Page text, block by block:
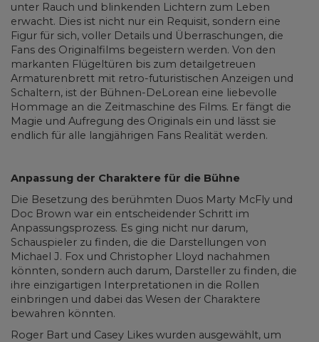
unter Rauch und blinkenden Lichtern zum Leben
erwacht. Dies ist nicht nur ein Requisit, sondern eine
Figur für sich, voller Details und Überraschungen, die
Fans des Originalfilms begeistern werden. Von den
markanten Flügeltüren bis zum detailgetreuen
Armaturenbrett mit retro-futuristischen Anzeigen und
Schaltern, ist der Bühnen-DeLorean eine liebevolle
Hommage an die Zeitmaschine des Films. Er fängt die
Magie und Aufregung des Originals ein und lässt sie
endlich für alle langjährigen Fans Realität werden.
Anpassung der Charaktere für die Bühne
Die Besetzung des berühmten Duos Marty McFly und
Doc Brown war ein entscheidender Schritt im
Anpassungsprozess. Es ging nicht nur darum,
Schauspieler zu finden, die die Darstellungen von
Michael J. Fox und Christopher Lloyd nachahmen
könnten, sondern auch darum, Darsteller zu finden, die
ihre einzigartigen Interpretationen in die Rollen
einbringen und dabei das Wesen der Charaktere
bewahren könnten.
Roger Bart und Casey Likes wurden ausgewählt, um